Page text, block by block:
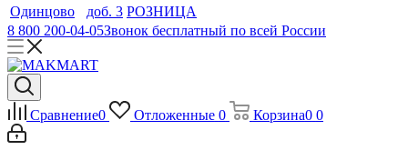
Одинцово
доб. 3 РОЗНИЦА
8 800 200-04-05Звонок бесплатный по всей России
Сравнение0 Отложенные 0 Корзина0 0